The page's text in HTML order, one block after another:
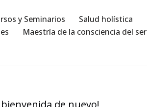
y Seminarios Salud holística
Maestría de la consciencia del ser